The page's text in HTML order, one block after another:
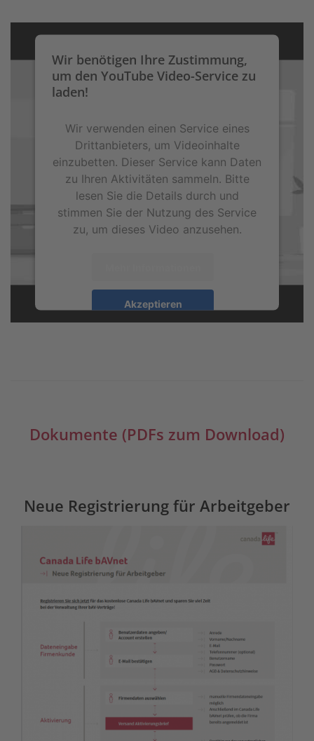
Wir benötigen Ihre Zustimmung,
um den YouTube Video-Service zu
laden!
Wir verwenden einen Service eines
Drittanbieters, um Videoinhalte
einzubetten. Dieser Service kann Daten
zu Ihren Aktivitäten sammeln. Bitte
lesen Sie die Details durch und
stimmen Sie der Nutzung des Service
zu, um dieses Video anzusehen.
Akzeptieren
Dokumente (PDFs zum Download)
Neue Registrierung für Arbeitgeber